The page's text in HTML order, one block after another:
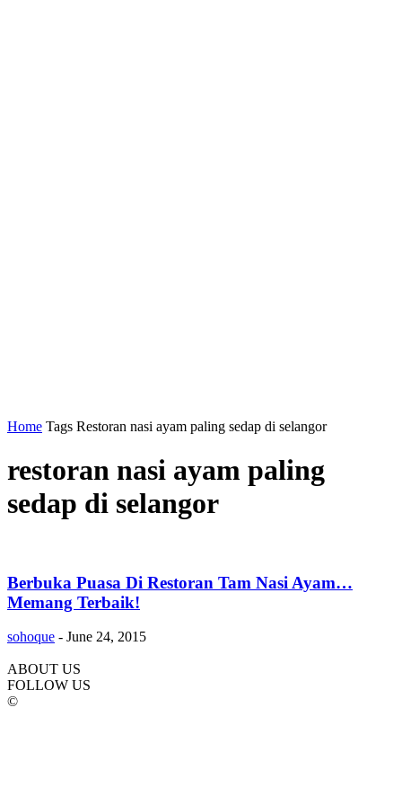
Home Tags Restoran nasi ayam paling sedap di selangor
restoran nasi ayam paling
sedap di selangor
Berbuka Puasa Di Restoran Tam Nasi Ayam…
Memang Terbaik!
sohoque - June 24, 2015
ABOUT US
FOLLOW US
©